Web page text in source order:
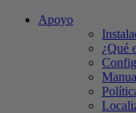
Apoyo
¿Qué